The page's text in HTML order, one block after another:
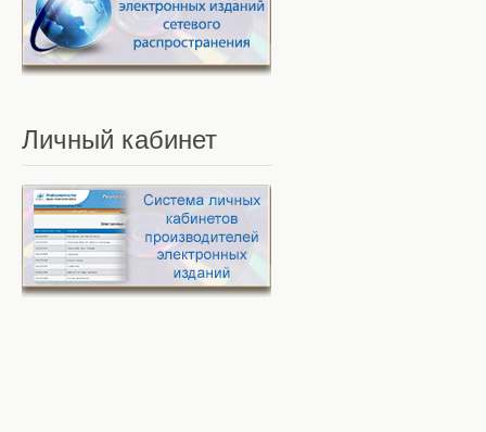
Личный кабинет